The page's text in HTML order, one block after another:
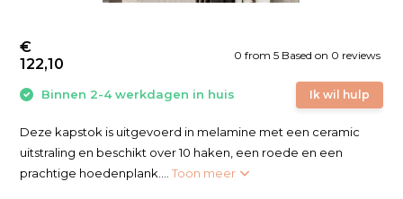
0 from 5 Based on 0 reviews
Ik wil hulp
€
122,10
Binnen 2-4 werkdagen in huis
Deze kapstok is uitgevoerd in melamine met een ceramic
uitstraling en beschikt over 10 haken, een roede en een
prachtige hoedenplank....Toon meer